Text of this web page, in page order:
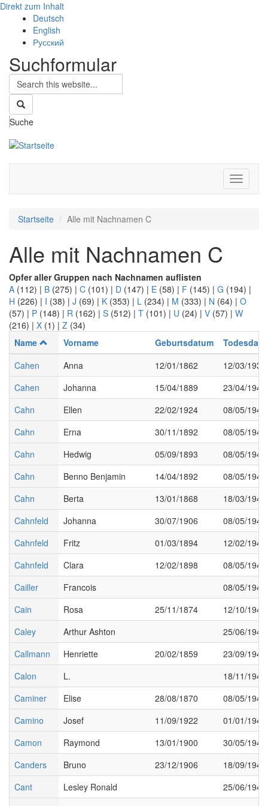
Direkt zum Inhalt
Deutsch
English
Русский
Suchformular
Suche
Startseite Alle mit Nachnamen C
Alle mit Nachnamen C
Opfer aller Gruppen nach Nachnamen auflisten
A (112) | B (275) | C (101) | D (147) | E (58) | F (145) | G (194) |
H (226) | I (38) | J (69) | K (353) | L (234) | M (333) | N (64) | O
(57) | P (148) | R (162) | S (512) | T (101) | U (24) | V (57) | W
(216) | X (1) | Z (34)
Name
Vorname Geburtsdatum
Cahen
Anna 12/01/1862
12/03/1939
Cahen
Johanna 15/04/1889
23/04/1943
Cahn
Ellen 22/02/1924
08/05/1945
Cahn
Erna 30/11/1892
08/05/1945
Cahn
Hedwig 05/09/1893
08/05/1945
Cahn
Benno Benjamin 14/04/1892
08/05/1945
Cahn
Berta 13/01/1868
18/03/1943
Cahnfeld
Johanna 30/07/1906
08/05/1945
Cahnfeld
Fritz 01/03/1894
12/02/1942
Cahnfeld
Clara 12/02/1898
08/05/1945
Cailler
Francois
08/05/1945
Cain
Rosa 25/11/1874
12/10/1943
Caley
Arthur Ashton
25/06/1943
Callmann
Henriette 20/02/1859
23/09/1942
Calon
L.
18/11/1944
Caminer
Elise 28/08/1870
08/05/1945
Camino
Josef 11/09/1922
01/01/1945
Camon
Raymond 13/01/1900
30/05/1943
Canders
Bruno 23/12/1906
18/09/1944
Cant
Lesley Ronald
25/06/1943